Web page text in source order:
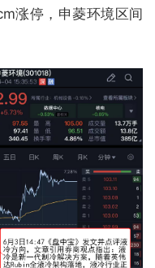
涨停，申菱环境区间